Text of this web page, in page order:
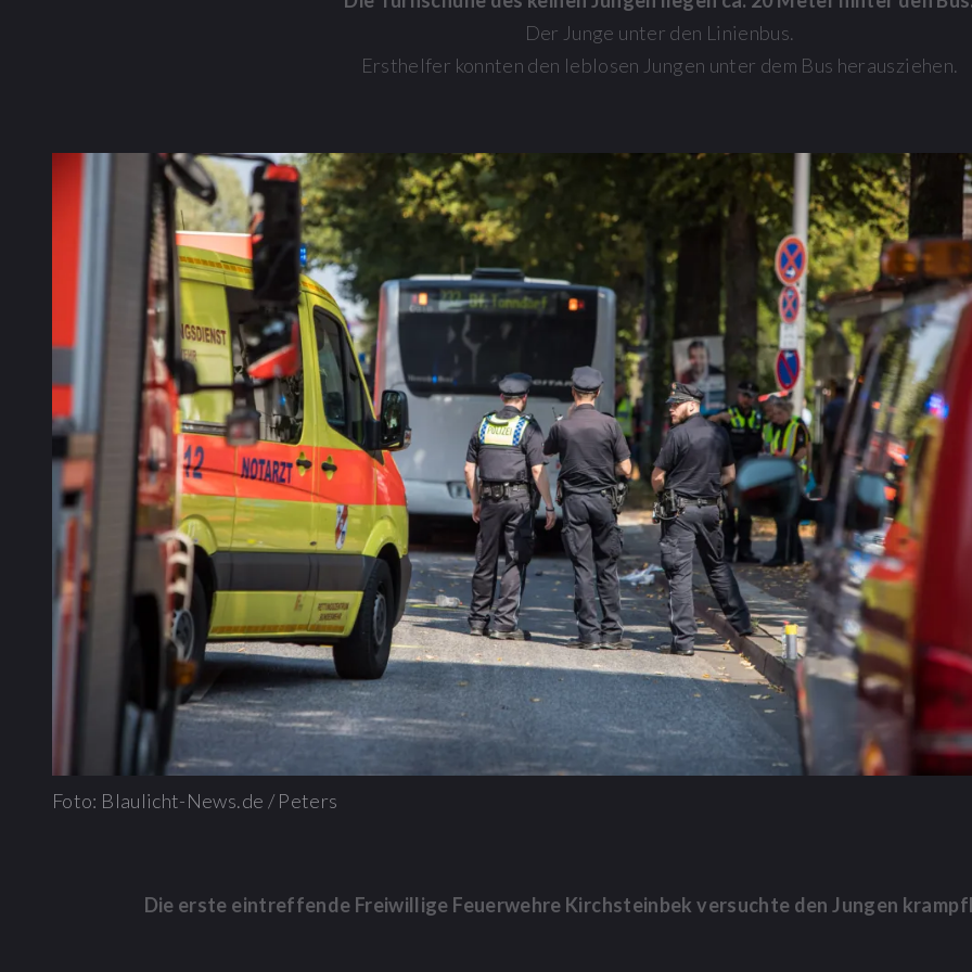
Der Junge unter den Linienbus.
Ersthelfer konnten den leblosen Jungen unter dem Bus herausziehen.
Foto: Blaulicht-News.de / Peters
Die erste eintreffende Freiwillige Feuerwehre Kirchsteinbek versuchte den Jungen